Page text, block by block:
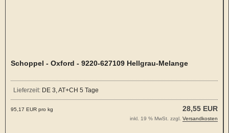
Schoppel - Oxford - 9220-627109 Hellgrau-Melange
Lieferzeit: DE 3, AT+CH 5 Tage
28,55 EUR
95,17 EUR pro kg
inkl. 19 % MwSt. zzgl. Versandkosten